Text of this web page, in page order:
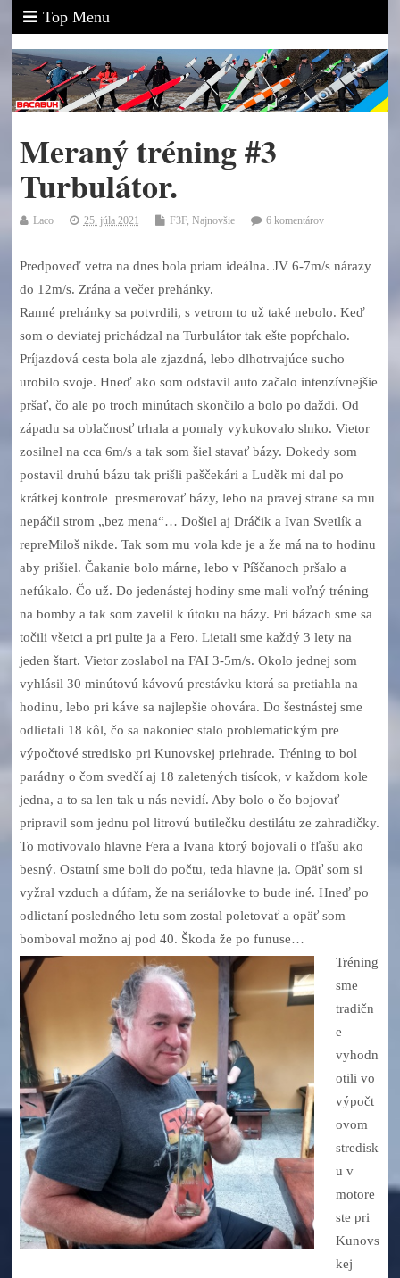
Top Menu
Meraný tréning #3
Turbulátor.
Laco 25. júla 2021 F3F, Najnovšie 6 komentárov
Predpoveď vetra na dnes bola priam ideálna. JV 6-7m/s nárazy
do 12m/s. Zrána a večer prehánky.
Ranné prehánky sa potvrdili, s vetrom to už také nebolo. Keď
som o deviatej prichádzal na Turbulátor tak ešte popŕchalo.
Príjazdová cesta bola ale zjazdná, lebo dlhotrvajúce sucho
urobilo svoje. Hneď ako som odstavil auto začalo intenzívnejšie
pršať, čo ale po troch minútach skončilo a bolo po daždi. Od
západu sa oblačnosť trhala a pomaly vykukovalo slnko. Vietor
zosilnel na cca 6m/s a tak som šiel stavať bázy. Dokedy som
postavil druhú bázu tak prišli paščekári a Luděk mi dal po
krátkej kontrole presmerovať bázy, lebo na pravej strane sa mu
nepáčil strom „bez mena“… Došiel aj Dráčik a Ivan Svetlík a
repreMiloš nikde. Tak som mu vola kde je a že má na to hodinu
aby prišiel. Čakanie bolo márne, lebo v Píščanoch pršalo a
nefúkalo. Čo už. Do jedenástej hodiny sme mali voľný tréning
na bomby a tak som zavelil k útoku na bázy. Pri bázach sme sa
točili všetci a pri pulte ja a Fero. Lietali sme každý 3 lety na
jeden štart. Vietor zoslabol na FAI 3-5m/s. Okolo jednej som
vyhlásil 30 minútovú kávovú prestávku ktorá sa pretiahla na
hodinu, lebo pri káve sa najlepšie ohovára. Do šestnástej sme
odlietali 18 kôl, čo sa nakoniec stalo problematickým pre
výpočtové stredisko pri Kunovskej priehrade. Tréning to bol
parádny o čom svedčí aj 18 zaletených tisícok, v každom kole
jedna, a to sa len tak u nás nevidí. Aby bolo o čo bojovať
pripravil som jednu pol litrovú butilečku destilátu ze zahradičky.
To motivovalo hlavne Fera a Ivana ktorý bojovali o fľašu ako
besný. Ostatní sme boli do počtu, teda hlavne ja. Opäť som si
vyžral vzduch a dúfam, že na seriálovke to bude iné. Hneď po
odlietaní posledného letu som zostal poletovať a opäť som
bomboval možno aj pod 40. Škoda že po funuse…
Tréning
sme
tradičn
e
vyhodn
otili vo
výpočt
ovom
stredisk
u v
motore
ste pri
Kunovs
kej